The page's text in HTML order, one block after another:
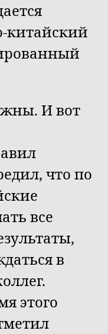
китайский
И вот
что по
все
в
этого